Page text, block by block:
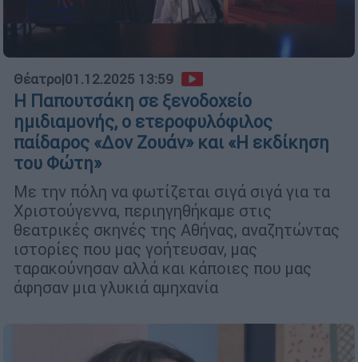
Θέατρο|01.12.2025 13:59
Η Παπουτσάκη σε ξενοδοχείο
ημιδιαμονής, ο ετεροφυλόφιλος
παίδαρος «Δον Ζουάν» και «Η εκδίκηση
του Φώτη»
Με την πόλη να φωτίζεται σιγά σιγά για τα
Χριστούγεννα, περιηγηθήκαμε στις
θεατρικές σκηνές της Αθήνας, αναζητώντας
ιστορίες που μας γοήτευσαν, μας
ταρακούνησαν αλλά και κάποιες που μας
άφησαν μια γλυκιά αμηχανία